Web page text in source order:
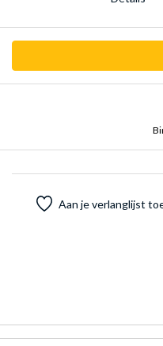
Aan je verlanglijst